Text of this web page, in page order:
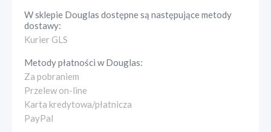
W sklepie Douglas dostępne są następujące metody
dostawy:
Kurier GLS
Metody płatności wDouglas:
Za pobraniem
Przelew on-line
Karta kredytowa/płatnicza
PayPal